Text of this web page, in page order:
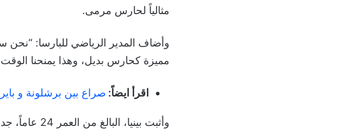
مثالياً لحارس مرمى.
وأضاف المدير الرياضي للبارسا: “نحن
مميزة كحارس بديل، وهذا يمنحنا
اقرأ ايضاً: صراع بين برشلونة و
وأثبت